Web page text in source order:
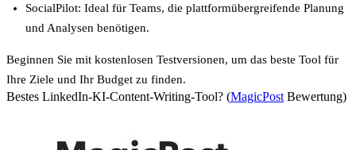
SocialPilot: Ideal für Teams, die plattformübergreifende Planung
und Analysen benötigen.
Beginnen Sie mit kostenlosen Testversionen, um das beste Tool für
Ihre Ziele und Ihr Budget zu finden.
Bestes LinkedIn-KI-Content-Writing-Tool? (MagicPost Bewertung)